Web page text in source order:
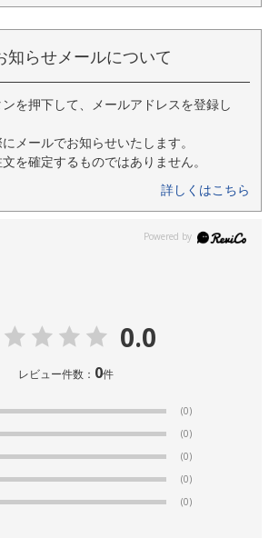
知らせメールについて
を押下して、メールアドレスを登録し
メールでお知らせいたします。
を確定するものではありません。
詳しくはこちら
0.0
レビュー件数： 0件
(0)
(0)
(0)
(0)
(0)